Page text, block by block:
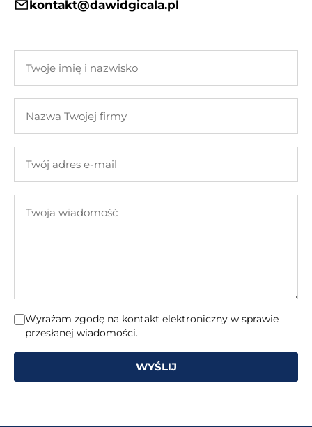
kontakt@dawidgicala.pl
imię
nazwisko
Twojej
adres
mail
wiadomość
Wyrażam zgodę na kontakt elektroniczny w sprawie
przesłanej wiadomości.
WYŚLIJ